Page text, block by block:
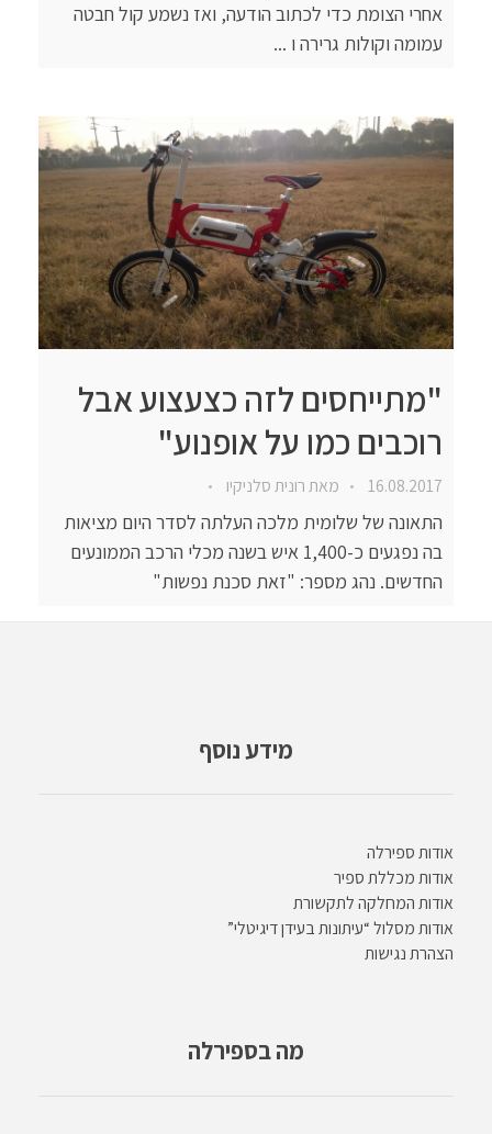
אחרי הצומת כדי לכתוב הודעה, ואז נשמע קול חבטה
עמומה וקולות גרירה ו ...
"מתייחסים לזה כצעצוע אבל
רוכבים כמו על אופנוע"
16.08.2017 מאתרונית סלניקיו
התאונה של שלומית מלכה העלתה לסדר היום מציאות
בה נפגעים כ-1,400 איש בשנה מכלי הרכב הממונעים
החדשים. נהג מספר: "זאת סכנת נפשות"
מידע נוסף
אודות ספירלה
אודות מכללת ספיר
אודות המחלקה לתקשורת
אודות מסלול “עיתונות בעידן דיגיטלי”
הצהרת נגישות
מה בספירלה